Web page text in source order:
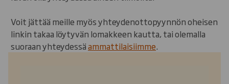
Voit jättää meille myös yhteydenottopyynnön oheisen
linkin takaa löytyvän lomakkeen kautta, tai olemalla
suoraan yhteydessäammattilaisiimme.